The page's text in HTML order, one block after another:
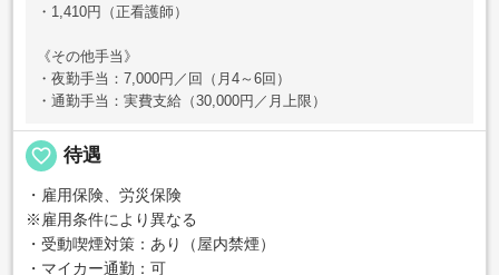
・1,410円（正看護師）
《その他手当》
・夜勤手当：7,000円／回（月4～6回）
・通勤手当：実費支給（30,000円／月上限）
favorite_border 待遇
・雇用保険、労災保険
※雇用条件により異なる
・受動喫煙対策：あり（屋内禁煙）
・マイカー通勤：可